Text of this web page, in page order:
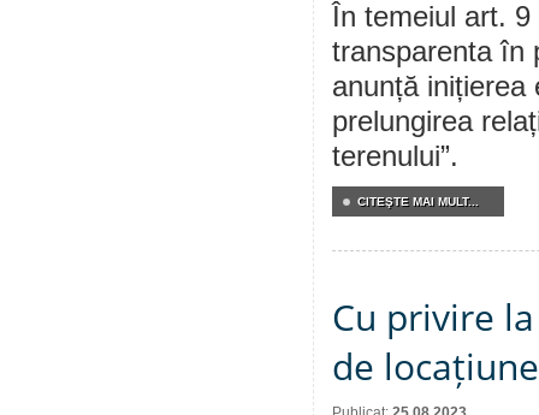
În temeiul art.
transparenta în
anunță inițierea
prelungirea
terenului”.
CITEŞTE MAI MULT...
Cu privire
de